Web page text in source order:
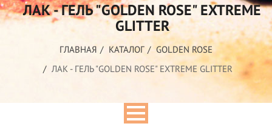
ЛАК - ГЕЛЬ "GOLDEN ROSE" EXTREME
GLITTER
ГЛАВНАЯ КАТАЛОГ
GOLDEN ROSE
ЛАК - ГЕЛЬ "GOLDEN ROSE" EXTREME GLITTER